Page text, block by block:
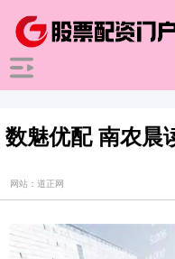
数魅优配 南农晨
网站：道正网